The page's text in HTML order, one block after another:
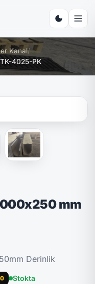
Kanal/
4025-PK
mm
Derinlik
Stokta